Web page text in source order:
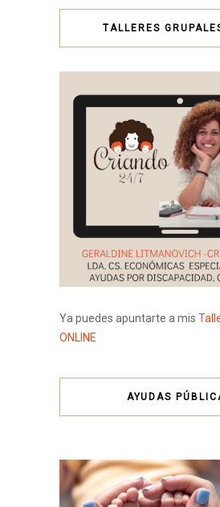
TALLERES
Ya puedes apuntarte a mis
ONLINE
AYUDAS